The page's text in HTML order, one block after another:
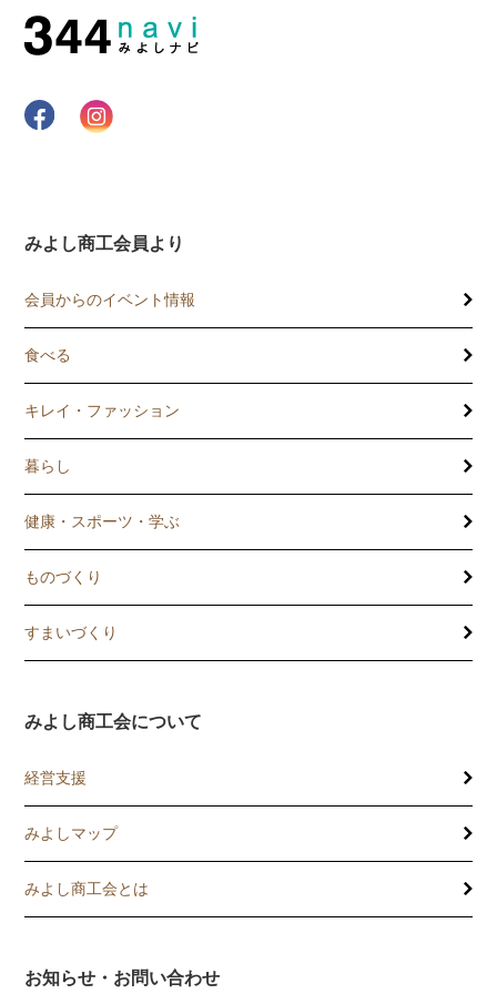
みよし商工会員より
会員からのイベント情報
食べる
キレイ・ファッション
暮らし
健康・スポーツ・学ぶ
ものづくり
すまいづくり
みよし商工会について
経営支援
講習会
記帳相談指導
みよしマップ
みよし商工会とは
お知らせ・お問い合わせ